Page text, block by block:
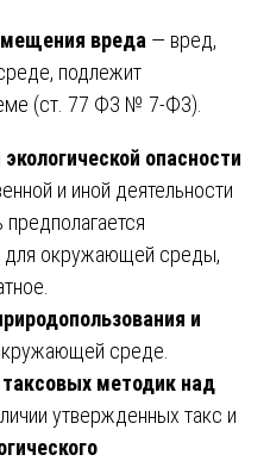
вреда — вред,
подлежит
(ст. 77 ФЗ № 7-ФЗ).
опасности
и иной деятельности
для окружающей среды,
и
среде.
методик над
утвержденных такс и